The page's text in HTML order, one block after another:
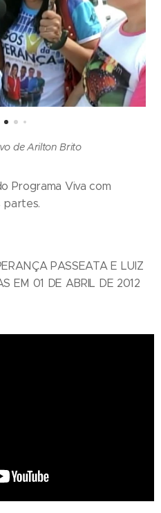
de Arilton Brito
Programa Viva com
partes.
PASSEATA E LUIZ
EM 01 DE ABRIL DE 2012